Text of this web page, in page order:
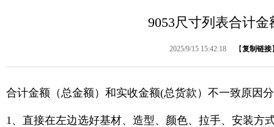
9053尺寸列表合计
2025/9/15 15:42:18 【复制链接
合计金额（总金额）和实收金额(总货款）不一致原因
1、直接在左边选好基材、造型、颜色、拉手、安装方